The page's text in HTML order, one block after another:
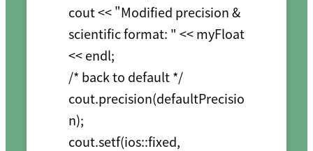
cout << "Modified precision &
scientific format: " << myFloat
<< endl;
/* back to default */
cout.precision(defaultPrecisio
n);
cout.setf(ios::fixed,